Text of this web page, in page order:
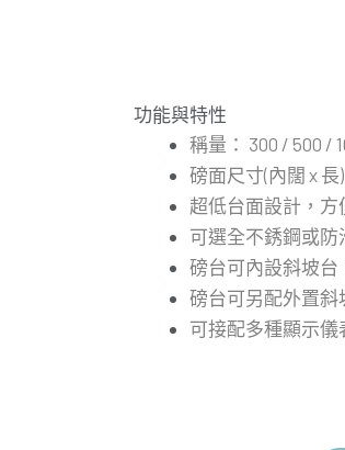
功能與特性
稱量： 300 / 500 /
磅面尺寸(內闊 x 長)
超低台面設計，方
可選全不銹鋼或防
磅台可內設斜坡台
磅台可另配外置斜
可接配多種顯示